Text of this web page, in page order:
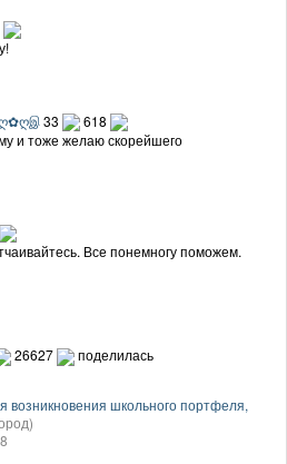
33
618
и тоже желаю скорейшего
Все понемногу поможем.
26627
поделилась
возникновения школьного портфеля,